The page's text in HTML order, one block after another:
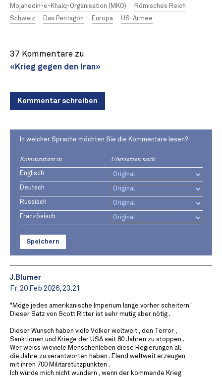
Mojahedin-e-Khalq-Organisation (MKO)
Römisches Reich
Schweiz
Das Pentagon Europa US-Armee
37 Kommentare zu
«Krieg gegen den Iran»
Kommentar schreiben
In welcher Sprache möchten Sie die Kommentare lesen?
Kommentare in Übersetzen nach
Englisch
Deutsch
Russisch
Französisch
Speichern
J.Blumer
Fr. 20 Feb 2026, 23:21
"Möge jedes amerikanische Imperium lange vorher scheitern."
Dieser Satz von Scott Ritter ist sehr mutig aber nötig .
Dieser Wunsch haben viele Völker weltweit , den Terror ,
Sanktionen und Kriege der USA seit 80 Jahren zu stoppen .
Wer weiss wieviele Menschenleben diese Regierungen all
die Jahre zu verantworten haben . Elend weltweit erzeugen
mit ihren 700 Militärstützpunkten .
Ich würde mich nicht wundern , wenn der kommende Krieg